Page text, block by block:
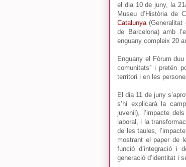
el dia 10 de juny, la
Museu d’Història de
Catalunya (Generalitat
de Barcelona) amb
enguany compleix 20
Enguany el Fòrum
comunitats” i pretén
territori i en les
El dia 11 de juny
s’hi explicarà la
juvenil), l’impacte
laboral, i la
de les taules,
mostrant el paper de
funció d’integració i
generació d’identitat i